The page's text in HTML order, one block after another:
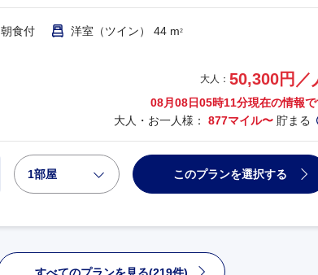
朝食付 洋室（ツイン） 44 m2
大人： 50,300円／
08月08日05時11分現在の情報
大人・お一人様： 877マイル〜 貯まる
1部屋 このプランを選択する